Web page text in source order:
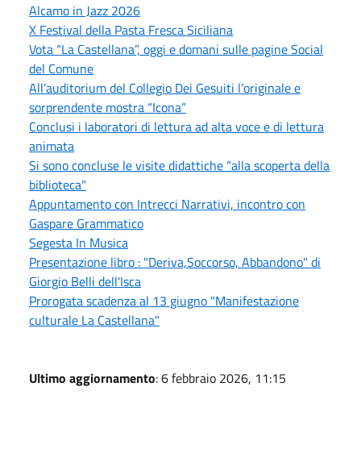
Alcamo in Jazz 2026
X Festival della Pasta Fresca Siciliana
Vota “La Castellana”, oggi e domani sulle pagine Social
del Comune
All’auditorium del Collegio Dei Gesuiti l’originale e
sorprendente mostra “Icona”
Conclusi i laboratori di lettura ad alta voce e di lettura
animata
Si sono concluse le visite didattiche “alla scoperta della
biblioteca"
Appuntamento con Intrecci Narrativi, incontro con
Gaspare Grammatico
Segesta In Musica
Presentazione libro : "Deriva,Soccorso, Abbandono" di
Giorgio Belli dell'Isca
Prorogata scadenza al 13 giugno "Manifestazione
culturale La Castellana"
Ultimo aggiornamento: 6 febbraio 2026, 11:15